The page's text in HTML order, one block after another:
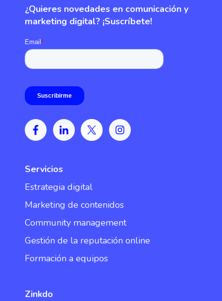
¿Quieres novedades en comunicación y
marketing digital? ¡Suscríbete!
Servicios
Estrategia digital
Marketing de contenidos
Community management
Gestión de la reputación online
Formación a equipos
Zinkdo